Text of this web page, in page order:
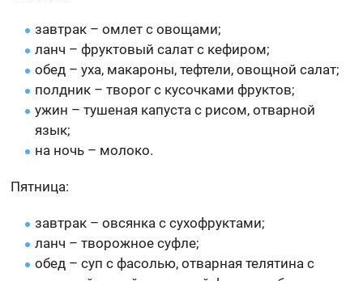
завтрак – омлет с овощами;
ланч – фруктовый салат с кефиром;
обед – уха, макароны, тефтели, овощной салат;
полдник – творог с кусочками фруктов;
ужин – тушеная капуста с рисом, отварной
язык;
на ночь – молоко.
Пятница:
завтрак – овсянка с сухофруктами;
ланч – творожное суфле;
обед – суп с фасолью, отварная телятина с